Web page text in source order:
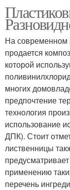
На современном
продается
которой
многих
предпочтение
технология
использование
ДПК). Стоит
лиственницы
применению
перечень